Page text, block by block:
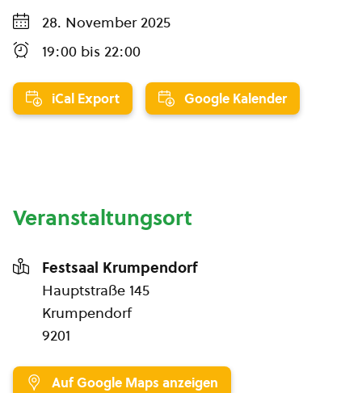
28. November 2025
19:00 bis 22:00
iCal Export Google Kalender
Veranstaltungsort
Festsaal Krumpendorf
Hauptstraße 145
Krumpendorf
9201
Auf Google Maps anzeigen